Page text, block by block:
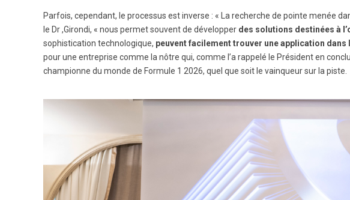
Parfois, cependant, le processus est inverse : « La recherche de pointe menée
le Dr ,Girondi, « nous permet souvent de développer des solutions destinées à
sophistication technologique, peuvent facilement trouver une application
pour une entreprise comme la nôtre qui, comme l’a rappelé le Président en
championne du monde de Formule 1 2026, quel que soit le vainqueur sur la piste.